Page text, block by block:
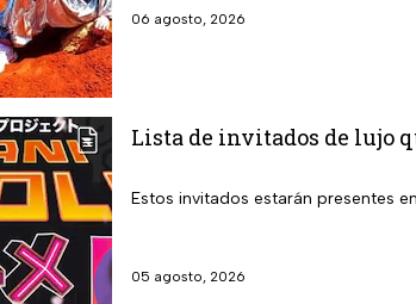
06 agosto, 2026
Lista de invitados de lujo
Estos invitados estarán presentes
05 agosto, 2026